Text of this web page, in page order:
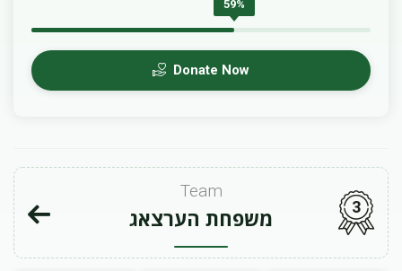
59%
Donate Now
Team
משפחת הערצאג 3